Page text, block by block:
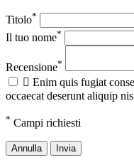
Titolo*
Il tuo nome*
Recensione*
 Enim quis fugiat
occaecat deserunt aliquip
* Campi richiesti
Annulla Invia